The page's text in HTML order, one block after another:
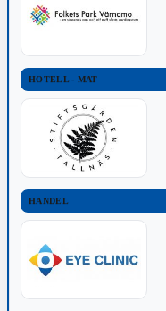
HOTELL - MAT
HANDEL